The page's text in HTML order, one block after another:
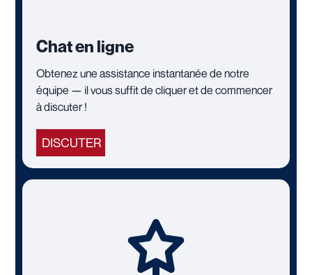
Chat en ligne
Obtenez une assistance instantanée de notre
équipe — il vous suffit de cliquer et de commencer
à discuter !
DISCUTER